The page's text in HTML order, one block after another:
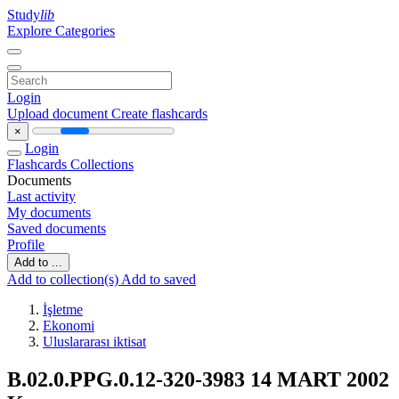
Studylib
Explore Categories
Login
Upload document Create flashcards
×
Login
Flashcards Collections
Documents
Last activity
My documents
Saved documents
Profile
Add to ...
Add to collection(s) Add to saved
İşletme
Ekonomi
Uluslararası iktisat
B.02.0.PPG.0.12-320-3983 14 MART 2002